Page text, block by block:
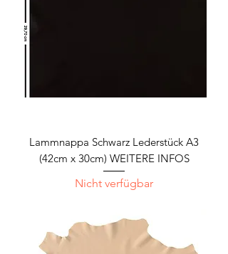
Lammnappa Schwarz Lederstück A3
(42cm x 30cm) WEITERE INFOS
Nicht verfügbar